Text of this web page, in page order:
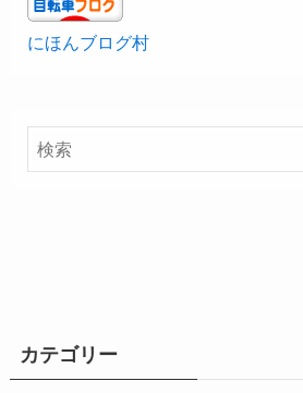
にほんブログ村
カテゴリー